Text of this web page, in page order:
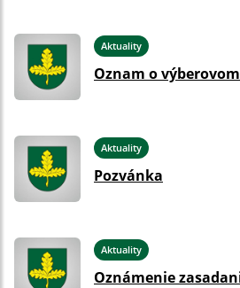
Aktuality
Oznam o
Aktuality
Pozvánka
Aktuality
Oznámenie